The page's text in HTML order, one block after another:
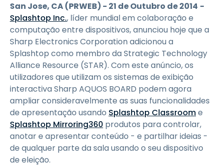
San Jose, CA (PRWEB) - 21 de Outubro de 2014 -
Splashtop Inc., líder mundial em colaboração e
computação entre dispositivos, anunciou hoje que a
Sharp Electronics Corporation adicionou a
Splashtop como membro da Strategic Technology
Alliance Resource (STAR). Com este anúncio, os
utilizadores que utilizam os sistemas de exibição
interactiva Sharp AQUOS BOARD podem agora
ampliar consideravelmente as suas funcionalidades
de apresentação usando Splashtop Classroome
Splashtop Mirroring360 produtos para controlar,
anotar e apresentar conteúdo - e partilhar ideias -
de qualquer parte da sala usando o seu dispositivo
de eleição.